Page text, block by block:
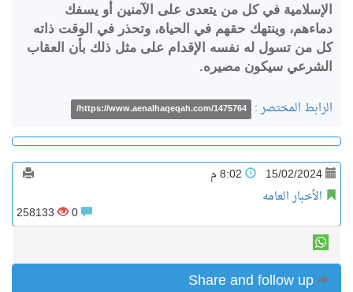
الإسلامية في كل من يتعدى على الآمنين أو يسفك
دماءهم، وينتهك حقهم في الحياة، وتحذر في الوقت ذاته
كل من تسول له نفسه الإقدام على مثل ذلك بأن العقاب
الشرعي سيكون مصيره.
الرابط المختصر : https://www.aenalhaqeqah.com/1475764/
15/02/2024
الأخبار العامه
258133